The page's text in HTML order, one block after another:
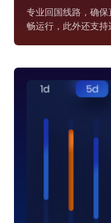
专业回国线路，确
畅运行，此外还支持